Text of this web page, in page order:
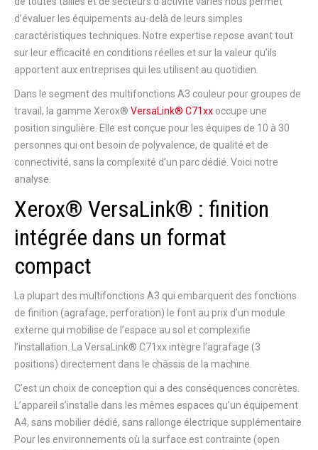
d’évaluer les équipements au-delà de leurs simples
caractéristiques techniques. Notre expertise repose avant tout
sur leur efficacité en conditions réelles et sur la valeur qu’ils
apportent aux entreprises qui les utilisent au quotidien.
Dans le segment des multifonctions A3 couleur pour groupes de
travail, la gamme Xerox® VersaLink® C71xx occupe une
position singulière. Elle est conçue pour les équipes de 10 à 30
personnes qui ont besoin de polyvalence, de qualité et de
connectivité, sans la complexité d’un parc dédié. Voici notre
analyse.
Xerox® VersaLink® : finition
intégrée dans un format
compact
La plupart des multifonctions A3 qui embarquent des fonctions
de finition (agrafage, perforation) le font au prix d’un module
externe qui mobilise de l’espace au sol et complexifie
l’installation. La VersaLink® C71xx intègre l’agrafage (3
positions) directement dans le châssis de la machine.
C’est un choix de conception qui a des conséquences concrètes.
L’appareil s’installe dans les mêmes espaces qu’un équipement
A4, sans mobilier dédié, sans rallonge électrique supplémentaire.
Pour les environnements où la surface est contrainte (open